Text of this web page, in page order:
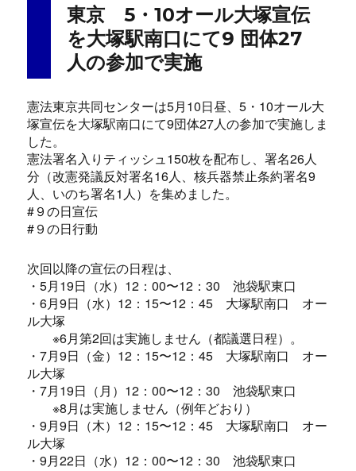
o
o
k
東京 5・10オール大塚宣伝
を大塚駅南口にて9 団体27
人の参加で実施
憲法東京共同センターは5月10日昼、5・10オール大
塚宣伝を大塚駅南口にて9団体27人の参加で実施しま
した。
憲法署名入りティッシュ150枚を配布し、署名26人
分（改憲発議反対署名16人、核兵器禁止条約署名9
人、いのち署名1人）を集めました。
#９の日宣伝
#９の日行動
次回以降の宣伝の日程は、
・5月19日（水）12：00〜12：30 池袋駅東口
・6月9日（水）12：15〜12：45 大塚駅南口 オー
ル大塚
※6月第2回は実施しません（都議選日程）。
・7月9日（金）12：15〜12：45 大塚駅南口 オー
ル大塚
・7月19日（月）12：00〜12：30 池袋駅東口
※8月は実施しません（例年どおり）
・9月9日（木）12：15〜12：45 大塚駅南口 オー
ル大塚
・9月22日（水）12：00〜12：30 池袋駅東口